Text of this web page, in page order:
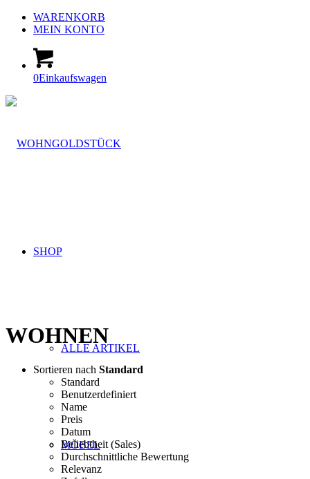
WARENKORB
MEIN KONTO
0Einkaufswagen
SHOP
ALLE ARTIKEL
MÖBEL
WOHNEN
Sortieren nach Standard
Standard
Benutzerdefiniert
Name
Preis
Datum
Beliebtheit (Sales)
Durchschnittliche Bewertung
Relevanz